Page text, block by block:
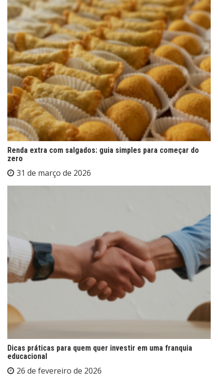
Renda extra com salgados: guia simples para começar do
zero
31 de março de 2026
Dicas práticas para quem quer investir em uma franquia
educacional
26 de fevereiro de 2026